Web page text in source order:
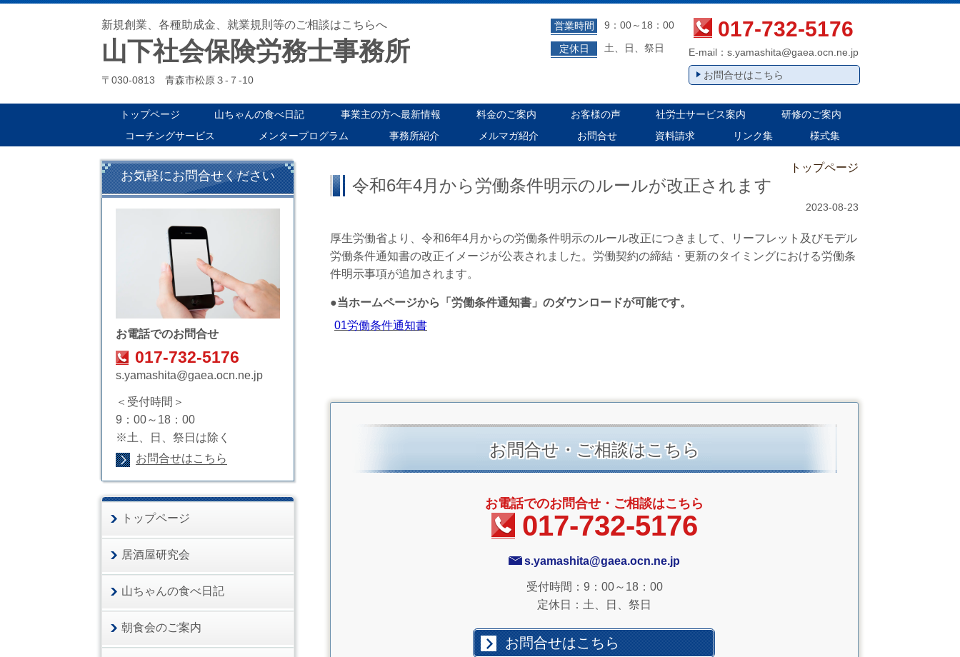
新規創業、各種助成金、就業規則等のご相談はこちらへ
山下社会保険労務士事務所
〒030-0813 青森市松原３-７-10
営業時間 9：00～18：00
定休日 土、日、祭日
017-732-5176
E-mail： s.yamashita@gaea.ocn.ne.jp
お問合せはこちら
トップページ 山ちゃんの食べ日記 事業主の方へ最新情報 料金のご案内 お客様の声 社労士サービス案内
研修のご案内
コーチングサービス
メンタープログラム 事務所紹介 メルマガ紹介 お問合せ 資料請求 リンク集 様式集
トップページ
令和6年4月から労働条件明示のルールが改正されます
2023-08-23
厚生労働省より、令和6年4月からの労働条件明示のルール改正につきまして、リーフレット及びモデル
労働条件通知書の改正イメージが公表されました。労働契約の締結・更新のタイミングにおける労働条
件明示事項が追加されます。
●当ホームページから「労働条件通知書」のダウンロードが可能です。
01労働条件通知書
お問合せ・ご相談はこちら
お電話でのお問合せ・ご相談はこちら
017-732-5176
s.yamashita@gaea.ocn.ne.jp
受付時間：9：00～18：00
定休日：土、日、祭日
お問合せはこちら
お気軽にお問合せください
お電話でのお問合せ
017-732-5176
s.yamashita@gaea.ocn.ne.jp
＜受付時間＞
9：00～18：00
※土、日、祭日は除く
お問合せはこちら
トップページ
居酒屋研究会
山ちゃんの食べ日記
朝食会のご案内